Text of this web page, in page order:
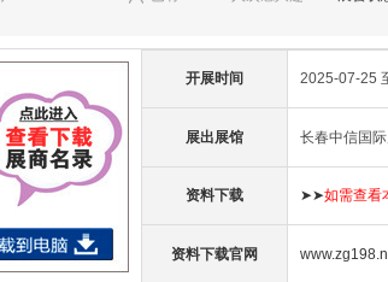
开展时间 2025-07-25
展出展馆 长春中信国
资料下载 ➤➤如需查看
资料下载官网